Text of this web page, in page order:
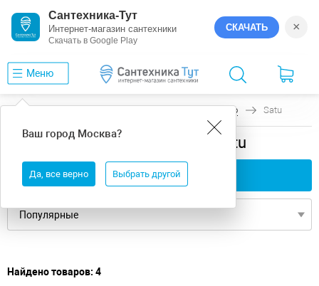
Сантехника-Тут
Интернет-магазин сантехники
Скачать в Google Play
СКАЧАТЬ ×
Меню
Ваш город Москва?
Да, все верно Выбрать другой
Timo Satu
универсальная ванны Timo Satu
Применить фильтры
Найдено товаров: 4